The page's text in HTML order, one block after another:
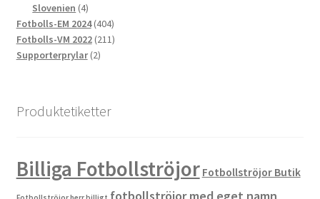
produkter
Slovenien 44
produkter
Fotbolls-EM 2024 404404
produkter
Fotbolls-VM 2022 211211
Supporterprylar 22
Produktetiketter
Billiga Fotbollströjor Fotbollströjor Butik
fotbollströjor med eget namn